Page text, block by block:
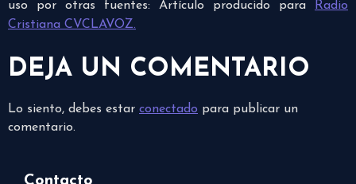
uso por otras fuentes: Artículo producido para Radio
Cristiana CVCLAVOZ.
DEJA UN COMENTARIO
Lo siento, debes estar conectado para publicar un
comentario.